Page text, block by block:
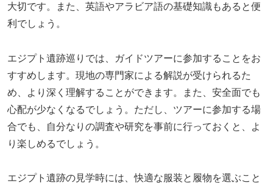
大切です。また、英語やアラビア語の基礎知識もあると便
利でしょう。
エジプト遺跡巡りでは、ガイドツアーに参加することをお
すすめします。現地の専門家による解説が受けられるた
め、より深く理解することができます。また、安全面でも
心配が少なくなるでしょう。ただし、ツアーに参加する場
合でも、自分なりの調査や研究を事前に行っておくと、よ
り楽しめるでしょう。
エジプト遺跡の見学時には、快適な服装と履物を選ぶこと